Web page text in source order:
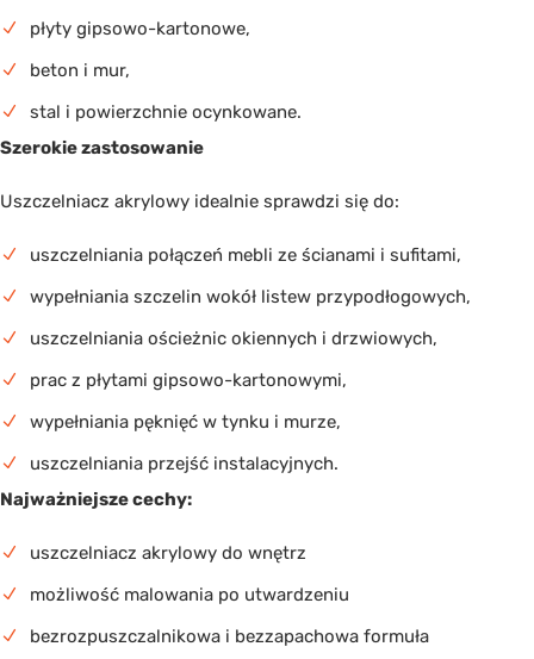
płyty gipsowo-kartonowe,
beton i mur,
stal i powierzchnie ocynkowane.
Szerokie zastosowanie
Uszczelniacz akrylowy idealnie sprawdzi się do:
uszczelniania połączeń mebli ze ścianami i sufitami,
wypełniania szczelin wokół listew przypodłogowych,
uszczelniania ościeżnic okiennych i drzwiowych,
prac z płytami gipsowo-kartonowymi,
wypełniania pęknięć w tynku i murze,
uszczelniania przejść instalacyjnych.
Najważniejsze cechy:
uszczelniacz akrylowy do wnętrz
możliwość malowania po utwardzeniu
bezrozpuszczalnikowa i bezzapachowa formuła